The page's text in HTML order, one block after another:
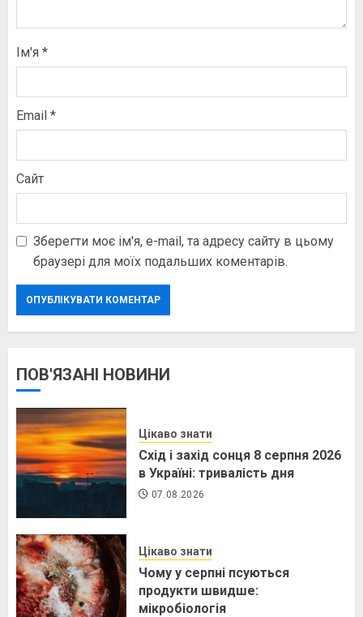
Ім'я *
Email *
Сайт
Зберегти моє ім'я, e-mail, та адресу сайту в цьому
браузері для моїх подальших коментарів.
ПОВ'ЯЗАНІ НОВИНИ
Цікаво знати
Схід і захід сонця 8 серпня 2026
в Україні: тривалість дня
07.08.2026
Цікаво знати
Чому у серпні псуються
продукти швидше:
мікробіологія